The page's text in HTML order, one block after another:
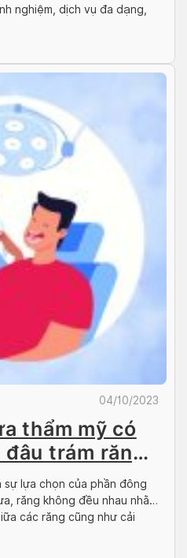
nghiệm, dịch vụ đa dạng,
cùng với tinh thần phục
04/10/2023
thẩm mỹ có
đâu trám răng
sự lựa chọn của phần đông
răng không đều nhau nhằm
các răng cũng như cải
còn không ít người do dự